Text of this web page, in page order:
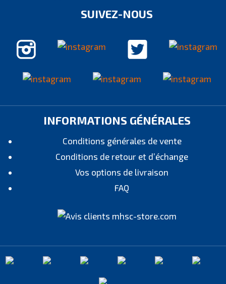
SUIVEZ-NOUS
INFORMATIONS GÉNÉRALES
Conditions générales de vente
Conditions de retour et d’échange
Vos options de livraison
FAQ